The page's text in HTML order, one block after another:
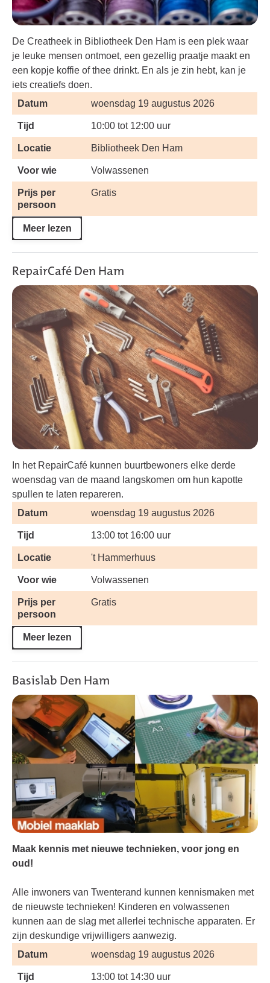
De Creatheek in Bibliotheek Den Ham is een plek waar
je leuke mensen ontmoet, een gezellig praatje maakt en
een kopje koffie of thee drinkt. En als je zin hebt, kan je
iets creatiefs doen.
Datum
woensdag 19 augustus 2026
Tijd 10:00 tot 12:00 uur
Locatie Bibliotheek Den Ham
Voor wie Volwassenen
Prijs per
persoon
Gratis
Meer lezen
RepairCafé Den Ham
In het RepairCafé kunnen buurtbewoners elke derde
woensdag van de maand langskomen om hun kapotte
spullen te laten repareren.
Datum
woensdag 19 augustus 2026
Tijd 13:00 tot 16:00 uur
Locatie 't Hammerhuus
Voor wie Volwassenen
Prijs per
persoon
Gratis
Meer lezen
Basislab Den Ham
Maak kennis met nieuwe technieken, voor jong en
oud!
Alle inwoners van Twenterand kunnen kennismaken met
de nieuwste technieken! Kinderen en volwassenen
kunnen aan de slag met allerlei technische apparaten. Er
zijn deskundige vrijwilligers aanwezig.
Datum
woensdag 19 augustus 2026
Tijd 13:00 tot 14:30 uur